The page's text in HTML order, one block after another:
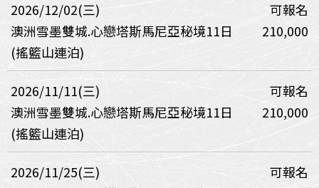
2026/12/02(三)
可報名
澳洲雪墨雙城.心戀塔斯馬尼亞秘境11日
(搖籃山連泊)
210,000
2026/11/11(三)
可報名
澳洲雪墨雙城.心戀塔斯馬尼亞秘境11日
(搖籃山連泊)
210,000
2026/11/25(三)
可報名